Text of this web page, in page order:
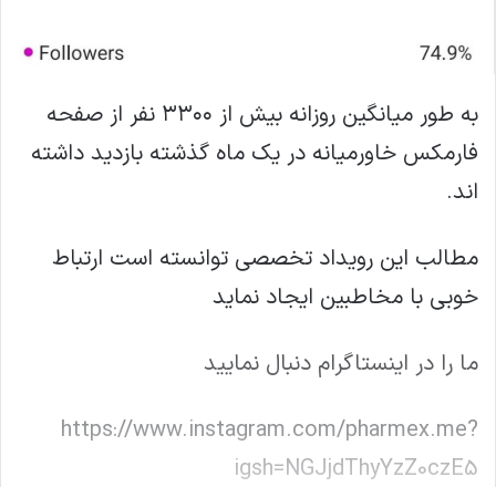
به طور میانگین روزانه بیش از ۳۳۰۰ نفر از صفحه
فارمکس خاورمیانه در یک ماه گذشته بازدید داشته
اند.
مطالب این رویداد تخصصی توانسته است ارتباط
خوبی با مخاطبین ایجاد نماید
ما را در اینستاگرام دنبال نمایید
https://www.instagram.com/pharmex.me?
igsh=NGJjdThyYzZ0czE5